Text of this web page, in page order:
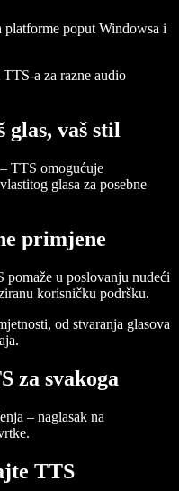
poput Windowsa i
a za razne audio
vaš stil
TTS omogućuje
glasa za posebne
primjene
pomaže u poslovanju nudeći
korisničku podršku.
od stvaranja glasova
za svakoga
– naglasak na
TTS